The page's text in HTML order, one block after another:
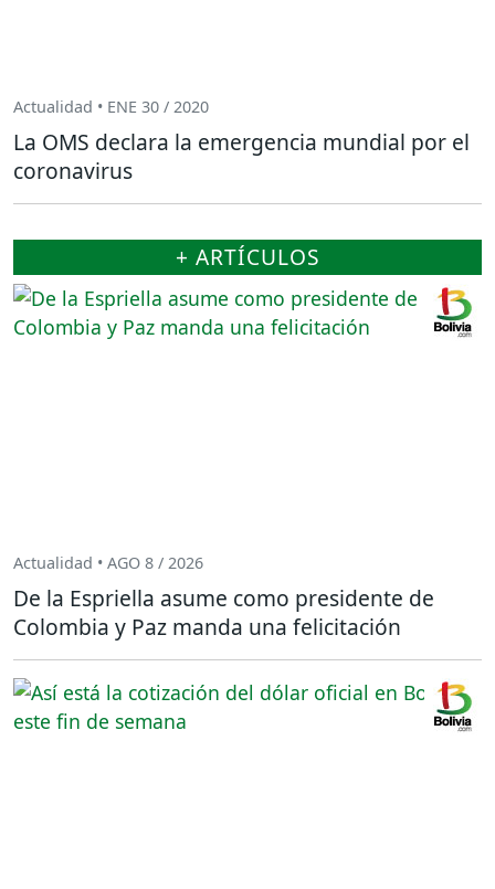
Actualidad • ENE 30 / 2020
La OMS declara la emergencia mundial por el
coronavirus
+ ARTÍCULOS
Actualidad • AGO 8 / 2026
De la Espriella asume como presidente de
Colombia y Paz manda una felicitación